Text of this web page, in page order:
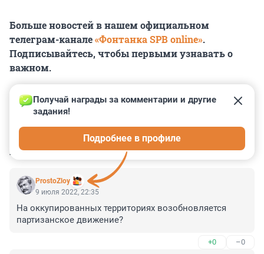
Больше новостей в нашем официальном
телеграм-канале«Фонтанка SPB online».
Подписывайтесь, чтобы первыми узнавать о
важном.
КОММЕНТАРИИ 15
ProstoZloy
Получай награды за комментарии и другие
задания!
Подробнее в профиле
9 июля 2022, 22:35
На оккупированных территориях возобновляется
партизанское движение?
+0 –0